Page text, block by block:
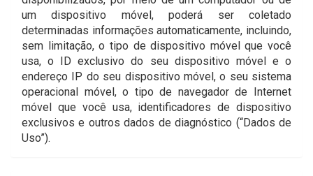
um dispositivo móvel, poderá ser coletado
determinadas informações automaticamente, incluindo,
sem limitação, o tipo de dispositivo móvel que você
usa, o ID exclusivo do seu dispositivo móvel e o
endereço IP do seu dispositivo móvel, o seu sistema
operacional móvel, o tipo de navegador de Internet
móvel que você usa, identificadores de dispositivo
exclusivos e outros dados de diagnóstico (“Dados de
Uso”).